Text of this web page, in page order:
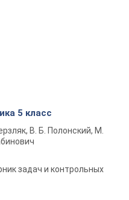
5 класс
В. Б. Полонский, М.
задач и контрольных